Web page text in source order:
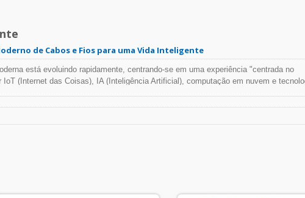
de Cabos e Fios para uma Vida Inteligente
está evoluindo rapidamente, centrando-se em uma experiência "centrada no
IoT (Internet das Coisas), IA (Inteligência Artificial), computação em nuvem e